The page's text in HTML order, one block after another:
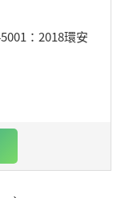
：2018環安